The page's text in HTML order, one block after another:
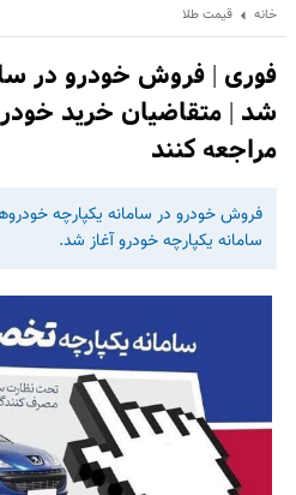
خانه قیمت طلا
فوری | فروش خودرو در
شد | متقاضیان خرید
مراجعه کنند
فروش خودرو در سامانه یکپارچه
سامانه یکپارچه خودرو آغاز شد.